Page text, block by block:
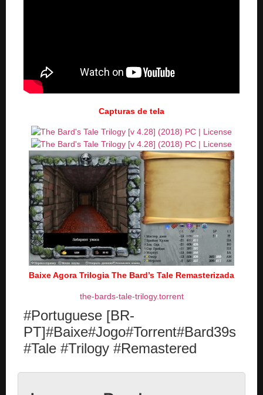
Capturas de tela
Baixe Agora Trilogia The Bard’s Tale Remasterizada
the-bards-tale-trilogy.torrent
#Portuguese [BR-
PT]#Baixe#Jogo#Torrent#Bard39s
#Tale #Trilogy #Remastered